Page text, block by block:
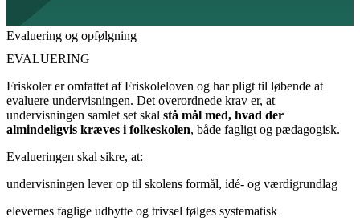
Evaluering og opfølgning
EVALUERING
Friskoler er omfattet af Friskoleloven og har pligt til løbende at
evaluere undervisningen. Det overordnede krav er, at
undervisningen samlet set skal stå mål med, hvad der
almindeligvis kræves i folkeskolen, både fagligt og pædagogisk.
Evalueringen skal sikre, at:
undervisningen lever op til skolens formål, idé- og værdigrundlag
elevernes faglige udbytte og trivsel følges systematisk